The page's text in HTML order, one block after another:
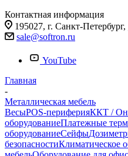
Контактная информация
195027, г. Санкт-
sale@softron.ru
YouTube
Главная
-
Металлическая мебель
ВесыPOS-периферияККТ /
оборудованиеПлатежные
оборудованиеСейфы
безопасностиКлиматическое